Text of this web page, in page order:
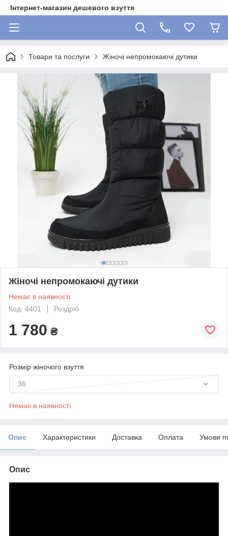
Інтернет-магазин дешевого взуття
Товари та послуги Жіночі непромокаючі дутики
Жіночі непромокаючі дутики
Немає в наявності
Код: 4401
Роздріб
1 780 ₴
Розмір жіночого взуття
36
Немає в наявності
Опис Характеристики Доставка Оплата Умови
Опис